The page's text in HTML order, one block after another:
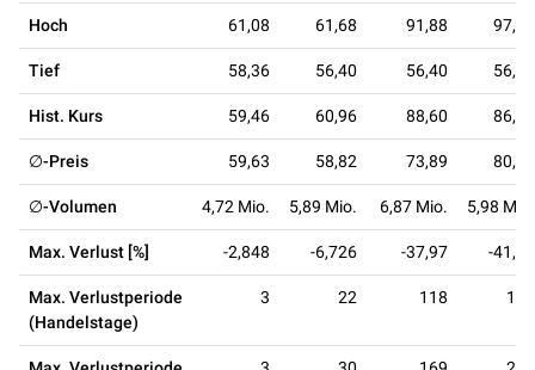
Hoch 61,08 61,68 91,88 97,90
Tief 58,36 56,40 56,40 56,40
Hist. Kurs 59,46 60,96 88,60 86,14
∅-Preis 59,63 58,82 73,89 80,63
∅-Volumen 4,72 Mio. 5,89 Mio. 6,87 Mio. 5,98 Mio.
Max. Verlust [%] -2,848 -6,726 -37,97 -41,54
Max. Verlustperiode
(Handelstage)
3 22 118 164